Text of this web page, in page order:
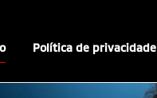
Política de privacidade